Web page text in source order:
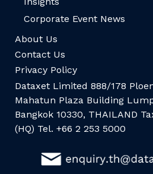
Corporate Event News
About Us
Contact Us
Privacy Policy
Dataxet Limited 888/178
Mahatun Plaza Building
Bangkok 10330, THAILAND
(HQ) Tel. +66 2 253 5000